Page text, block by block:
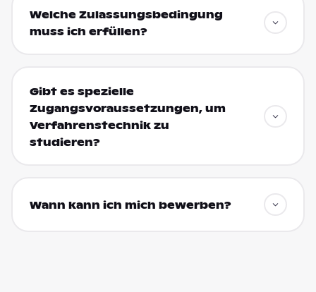
Welche Zulassungsbedingung
muss ich erfüllen?
Gibt es spezielle
Zugangsvoraussetzungen, um
Verfahrenstechnik zu
studieren?
Wann kann ich mich bewerben?